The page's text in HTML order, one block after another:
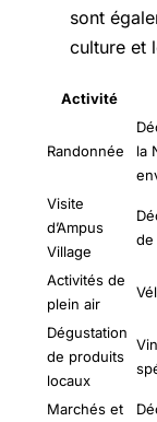
sont
culture et
Activité
Randonnée
la
Visite
d’Ampus
Village
de
Activités de
plein air
Dégustation
de produits
locaux
Marchés et